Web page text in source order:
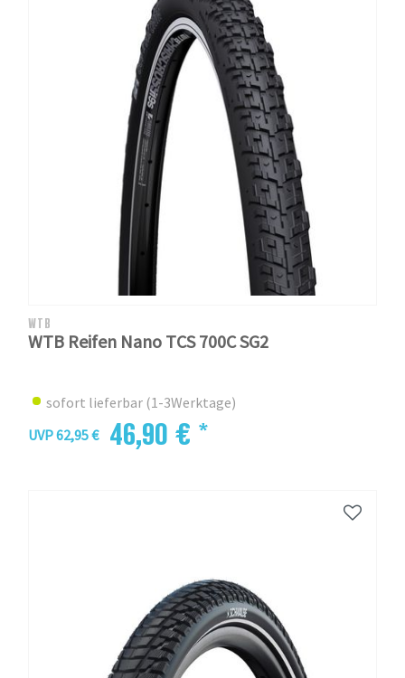
WTB
WTB Reifen Nano TCS 700C SG2
sofort lieferbar (1-3Werktage)
UVP 62,95 €
46,90 € *